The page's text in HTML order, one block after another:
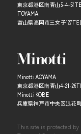
東京都港区南青山5-4-51
TOYAMA
富山県高岡市三女子127
Minotti AOYAMA
東京都港区南青山4-21-26
Minotti KOBE
兵庫県神戸市中央区浪花
This site is protected by